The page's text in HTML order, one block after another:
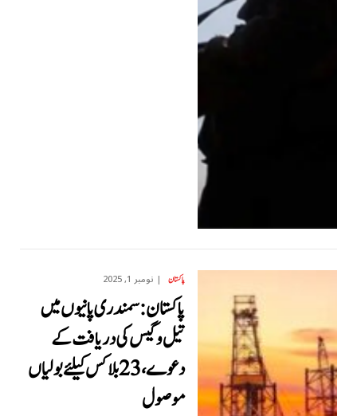
پاکستان نومبر 1, 2025
پاکستان: سمندری پانیوں میں
تیل و گیس کی دریافت کے
دعوے، 23 بلاکس کیلئے بولیاں
موصول